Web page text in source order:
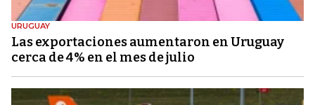
URUGUAY
Las exportaciones aumentaron en Uruguay
cerca de 4% en el mes de julio